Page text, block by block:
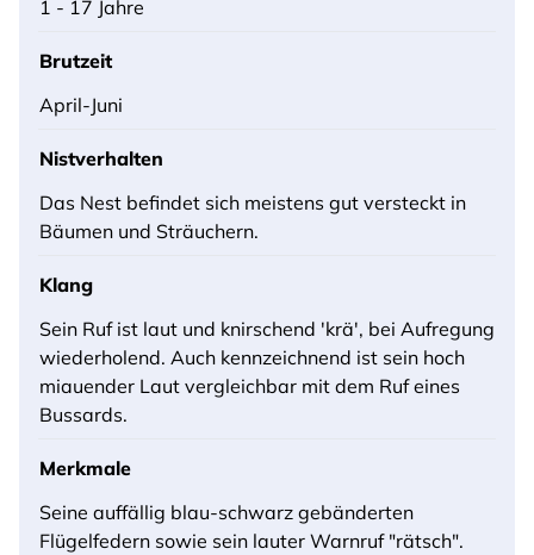
1 - 17 Jahre
Brutzeit
April-Juni
Nistverhalten
Das Nest befindet sich meistens gut versteckt in
Bäumen und Sträuchern.
Klang
Sein Ruf ist laut und knirschend 'krä', bei Aufregung
wiederholend. Auch kennzeichnend ist sein hoch
miauender Laut vergleichbar mit dem Ruf eines
Bussards.
Merkmale
Seine auffällig blau-schwarz gebänderten
Flügelfedern sowie sein lauter Warnruf "rätsch".